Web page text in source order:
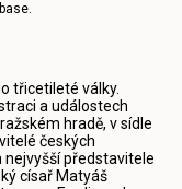
třicetileté války.
a událostech
hradě, v sídle
českých
představitele
císař Matyáš